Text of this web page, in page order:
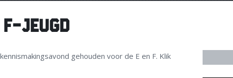
F-JEUGD
gehouden voor de E en F. Klik